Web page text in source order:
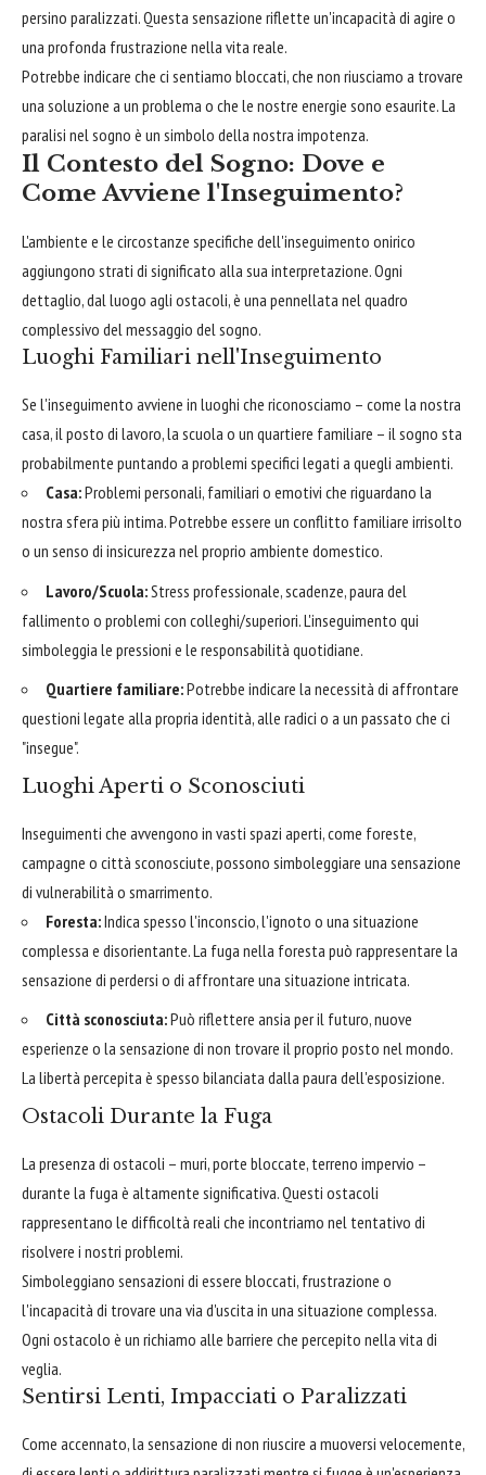
persino paralizzati. Questa sensazione riflette un'incapacità di agire o
una profonda frustrazione nella vita reale.
Potrebbe indicare che ci sentiamo bloccati, che non riusciamo a trovare
una soluzione a un problema o che le nostre energie sono esaurite. La
paralisi nel sogno è un simbolo della nostra impotenza.
Il Contesto del Sogno: Dove e
Come Avviene l'Inseguimento?
L'ambiente e le circostanze specifiche dell'inseguimento onirico
aggiungono strati di significato alla sua interpretazione. Ogni
dettaglio, dal luogo agli ostacoli, è una pennellata nel quadro
complessivo del messaggio del sogno.
Luoghi Familiari nell'Inseguimento
Se l'inseguimento avviene in luoghi che riconosciamo – come la nostra
casa, il posto di lavoro, la scuola o un quartiere familiare – il sogno sta
probabilmente puntando a problemi specifici legati a quegli ambienti.
Casa:Problemi personali, familiari o emotivi che riguardano la
nostra sfera più intima. Potrebbe essere un conflitto familiare irrisolto
o un senso di insicurezza nel proprio ambiente domestico.
Lavoro/Scuola:Stress professionale, scadenze, paura del
fallimento o problemi con colleghi/superiori. L'inseguimento qui
simboleggia le pressioni e le responsabilità quotidiane.
Quartiere familiare:Potrebbe indicare la necessità di affrontare
questioni legate alla propria identità, alle radici o a un passato che ci
"insegue".
Luoghi Aperti o Sconosciuti
Inseguimenti che avvengono in vasti spazi aperti, come foreste,
campagne o città sconosciute, possono simboleggiare una sensazione
di vulnerabilità o smarrimento.
Foresta:Indica spesso l'inconscio, l'ignoto o una situazione
complessa e disorientante. La fuga nella foresta può rappresentare la
sensazione di perdersi o di affrontare una situazione intricata.
Città sconosciuta:Può riflettere ansia per il futuro, nuove
esperienze o la sensazione di non trovare il proprio posto nel mondo.
La libertà percepita è spesso bilanciata dalla paura dell'esposizione.
Ostacoli Durante la Fuga
La presenza di ostacoli – muri, porte bloccate, terreno impervio –
durante la fuga è altamente significativa. Questi ostacoli
rappresentano le difficoltà reali che incontriamo nel tentativo di
risolvere i nostri problemi.
Simboleggiano sensazioni di essere bloccati, frustrazione o
l'incapacità di trovare una via d'uscita in una situazione complessa.
Ogni ostacolo è un richiamo alle barriere che percepito nella vita di
veglia.
Sentirsi Lenti, Impacciati o Paralizzati
Come accennato, la sensazione di non riuscire a muoversi velocemente,